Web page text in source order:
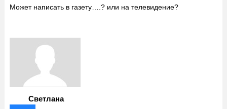
Может написать в газету….? или на телевидение?
Светлана